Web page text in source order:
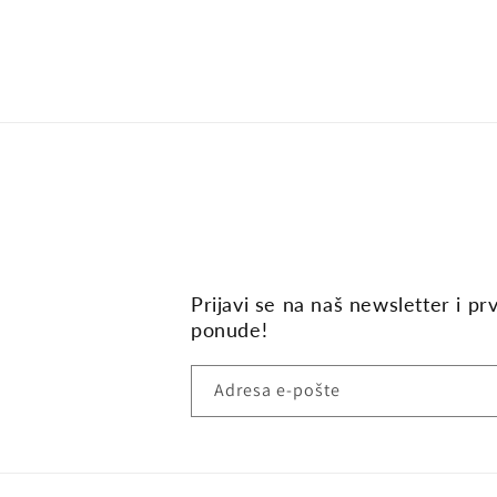
Prijavi se na naš newsletter i
ponude!
Adresa e-pošte